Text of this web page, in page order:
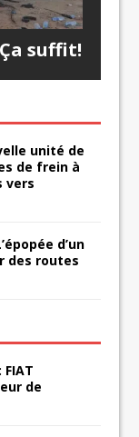
suffit!
unité de
de frein à
vers
d’un
des routes
de